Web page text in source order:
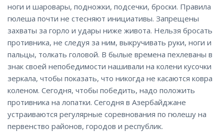
ноги и шаровары, подножки, подсечки, броски. Правила
гюлеша почти не стесняют инициативы. Запрещены
захваты за горло и удары ниже живота. Нельзя бросать
противника, не следуя за ним, выкручивать руки, ноги и
пальцы, толкать головой. В былые времена пехлеваны в
знак своей непобедимости нашивали на колени кусочки
зеркала, чтобы показать, что никогда не касаются ковра
коленом. Сегодня, чтобы победить, надо положить
противника на лопатки. Сегодня в Азербайджане
устраиваются регулярные соревнования по гюлешу на
первенство районов, городов и республик.